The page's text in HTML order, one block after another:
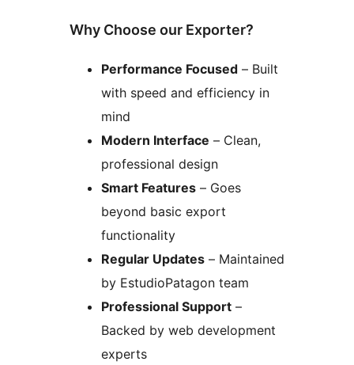
Why Choose our Exporter?
Performance Focused – Built
with speed and efficiency in
mind
Modern Interface – Clean,
professional design
Smart Features – Goes
beyond basic export
functionality
Regular Updates – Maintained
by EstudioPatagon team
Professional Support –
Backed by web development
experts